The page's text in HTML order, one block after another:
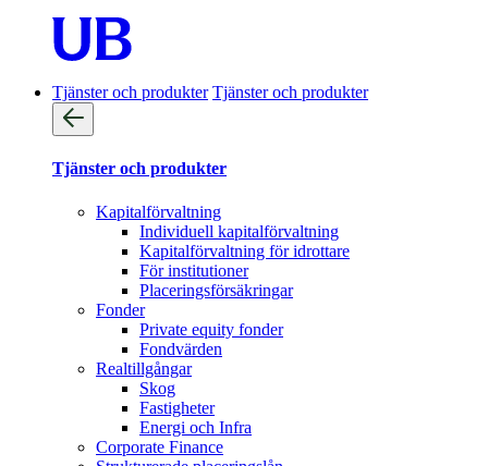
Tjänster och produkter Tjänster och produkter
Tjänster och produkter
Kapitalförvaltning
Individuell kapitalförvaltning
Kapitalförvaltning för idrottare
För institutioner
Placeringsförsäkringar
Fonder
Private equity fonder
Fondvärden
Realtillgångar
Skog
Fastigheter
Energi och Infra
Corporate Finance